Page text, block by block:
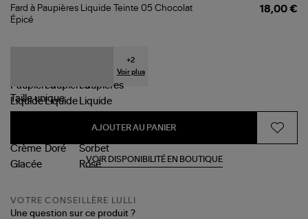
Fard
à
Paupières
Fard à Paupières Liquide Teinte 05 Chocolat
Épicé
18,00 €
+2
Voir plus
Tailleunique
AJOUTER AU PANIER
VOIR DISPONIBILITÉ EN BOUTIQUE
VOTRE CONSEILLÈRE LULLI
Une question sur ce produit ?